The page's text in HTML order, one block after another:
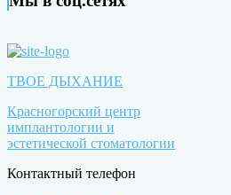
ТВОЕ ДЫХАНИЕ
Красногорский центр
имплантологии и
эстетической стоматологии
Контактный телефон